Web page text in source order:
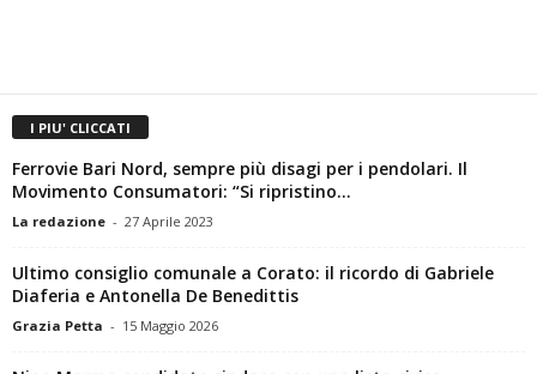
I PIU' CLICCATI
Ferrovie Bari Nord, sempre più disagi per i pendolari. Il
Movimento Consumatori: “Si ripristino...
La redazione - 27 Aprile 2023
Ultimo consiglio comunale a Corato: il ricordo di Gabriele
Diaferia e Antonella De Benedittis
Grazia Petta - 15 Maggio 2026